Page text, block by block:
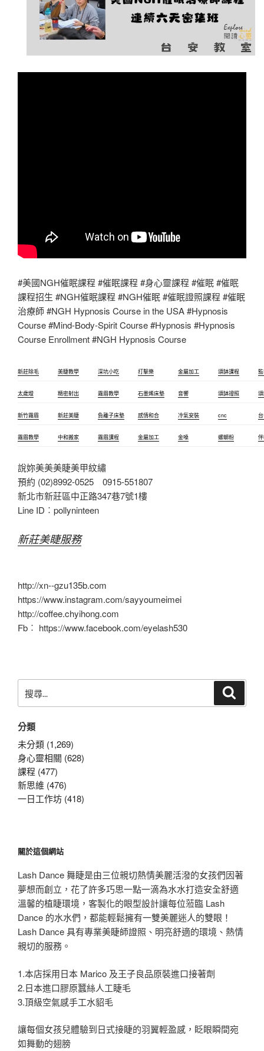
#美國NGH催眠課程 #催眠課程 #身心靈課程 #催眠 #催眠
課程招生 #NGH催眠課程 #NGH催眠 #催眠證照課程 #催眠
治療師 #NGH Hypnosis Course in the USA #Hypnosis
Course #Mind-Body-Spirit Course #Hypnosis #Hypnosis
Course Enrollment #NGH Hypnosis Course
新莊除毛 美睫教學 深坑小吃 打擊樂 金屬加工 頌缽課程
太歲燈 精密射出 霧眉教學 石墨烯床墊 音響 頌缽證照
新竹霧眉 新莊美睫 負離子床墊 感情和合 冷氣安裝 cnc
霧眉教學 中和搬家 霧眉課程 金屬加工 金嗓 螺螄粉
說妳美美美睫美甲紋繡
預約 (02)8992-0525 0915-551807
新北市新莊區中正路347巷7號1樓
Line ID︰pollyninteen
新莊美睫服務
http://xn--gzu135b.com
https://www.instagram.com/sayyoumeimei
http://coffee.chyihong.com
Fb︰ https://www.facebook.com/eyelash530
尋
鍵
字:
分類
未分類 (1,269)
身心靈相關 (628)
課程 (477)
新思維 (476)
一日工作坊 (418)
關於這個網站
Lash Dance 舞睫是由三位親切熱情美麗活潑的女孩們因著
夢想而創立，花了許多巧思一點一滴為水水打造安全舒適
溫馨的植睫環境，客製化的眼型設計讓每位蒞臨 Lash
Dance 的水水們，都能輕鬆擁有一雙美麗迷人的雙眼！
Lash Dance 具有專業美睫師證照、明亮舒適的環境、熱情
親切的服務。
1.本店採用日本 Marico 及王子良品原裝進口接著劑
2.日本進口膠原蠶絲人工睫毛
3.頂級空氣感手工水貂毛
讓每個女孩兒體驗到日式接睫的羽翼輕盈感，眨眼瞬間宛
如舞動的翅膀